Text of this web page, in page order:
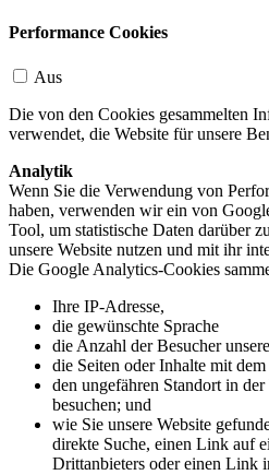
Performance Cookies
Aus
Die von den Cookies gesammelten
verwendet, die Website für unsere
Analytik
Wenn Sie die Verwendung von
haben, verwenden wir ein von
Tool, um statistische Daten darüber
unsere Website nutzen und mit ihr
Die Google Analytics-Cookies
Ihre IP-Adresse,
die gewünschte Sprache
die Anzahl der Besucher
die Seiten oder Inhalte mit
den ungefähren Standort in
besuchen; und
wie Sie unsere Website
direkte Suche, einen Link auf
Drittanbieters oder einen Link